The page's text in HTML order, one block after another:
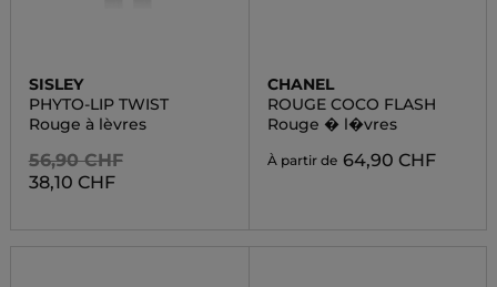
SISLEY
PHYTO-LIP TWIST
Rouge à lèvres
56,90 CHF
38,10 CHF
CHANEL
ROUGE COCO FLASH
Rouge � l�vres
À partir de 64,90 CHF